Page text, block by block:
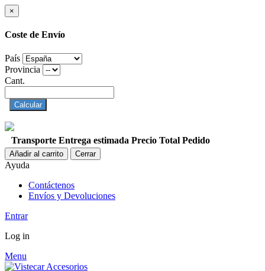
×
Coste de Envío
País
Provincia
Cant.
Calcular
Transporte Entrega estimada Precio Total Pedido
Añadir al carrito Cerrar
Ayuda
Contáctenos
Envíos y Devoluciones
Entrar
Log in
Menu